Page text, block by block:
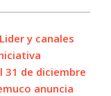
y canales
31 de diciembre
anuncia